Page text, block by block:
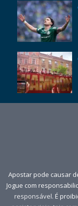
Apostar pode causar
Jogue com
responsável. É